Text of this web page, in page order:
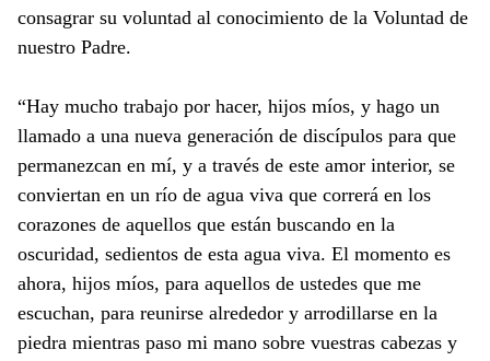
consagrar su voluntad al conocimiento de la Voluntad de
nuestro Padre.
“Hay mucho trabajo por hacer, hijos míos, y hago un
llamado a una nueva generación de discípulos para que
permanezcan en mí, y a través de este amor interior, se
conviertan en un río de agua viva que correrá en los
corazones de aquellos que están buscando en la
oscuridad, sedientos de esta agua viva. El momento es
ahora, hijos míos, para aquellos de ustedes que me
escuchan, para reunirse alrededor y arrodillarse en la
piedra mientras paso mi mano sobre vuestras cabezas y